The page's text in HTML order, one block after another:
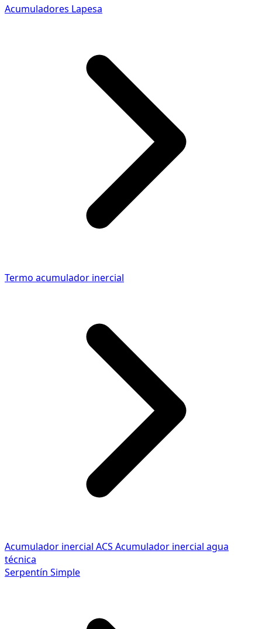
Acumuladores Lapesa
Termo acumulador inercial
Acumulador inercial ACS Acumulador inercial agua
técnica
Serpentín Simple